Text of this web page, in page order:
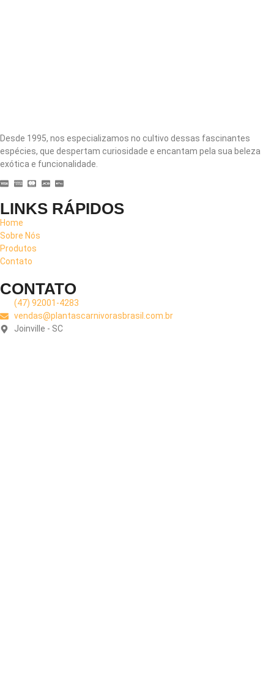
Desde 1995, nos especializamos no cultivo dessas fascinantes
espécies, que despertam curiosidade e encantam pela sua beleza
exótica e funcionalidade.
LINKS RÁPIDOS
Home
Sobre Nós
Produtos
Contato
CONTATO
(47) 92001-4283
vendas@plantascarnivorasbrasil.com.br
Joinville - SC